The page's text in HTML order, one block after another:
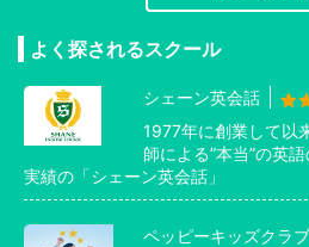
よく探されるスクール
シェーン英会話
1977年に創業して以
師による”本当”の英
実績の「シェーン英会話」
ペッピーキッズクラブ